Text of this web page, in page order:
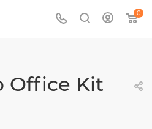
0
Office Kit